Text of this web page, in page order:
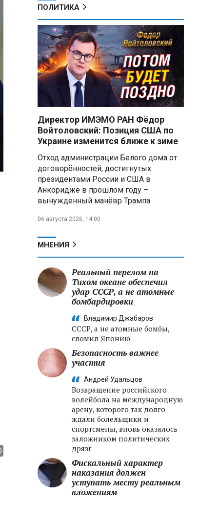
ПОЛИТИКА
Директор ИМЭМО РАН Фёдор
Войтоловский: Позиция США по
Украине изменится ближе к зиме
Отход администрации Белого дома от
договорённостей, достигнутых
президентами России и США в
Анкоридже в прошлом году –
вынужденный манёвр Трампа
06 августа 2026, 14:00
МНЕНИЯ
Реальный перелом на
Тихом океане обеспечил
удар СССР, а не атомные
бомбардировки
Владимир Джабаров
СССР, а не атомные бомбы,
сломил Японию
Безопасность важнее
участия
Андрей Удальцов
Возвращение российского
волейбола на международную
арену, которого так долго
ждали болельщики и
спортсмены, вновь оказалось
заложником политических
дрязг
Фискальный характер
наказания должен
уступать месту реальным
вложениям